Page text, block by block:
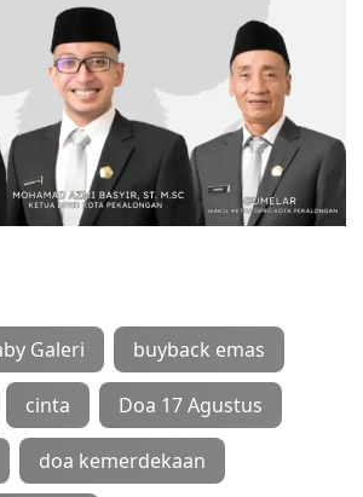
Galeri buyback emas
cinta Doa 17 Agustus
doa kemerdekaan